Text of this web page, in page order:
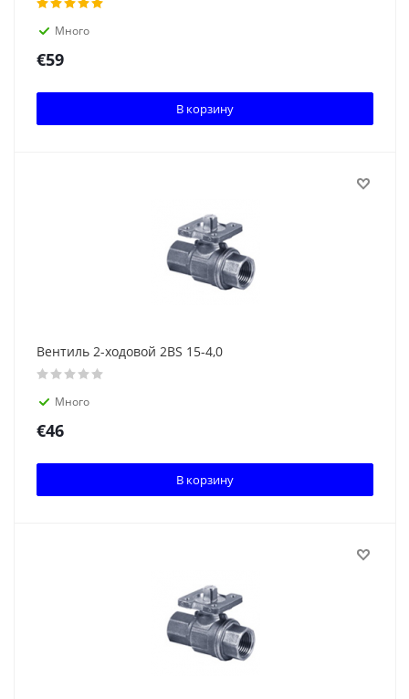
Много
€59
В корзину
Вентиль 2-ходовой 2BS 15-4,0
Много
€46
В корзину